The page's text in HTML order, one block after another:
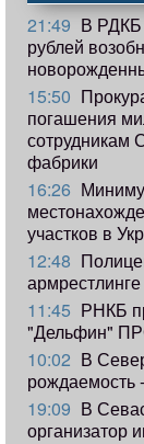
21:49 В РДКБ
рублей
15:50
погашения
сотрудникам
фабрики
16:26
участков в
12:48
армрестлинге
11:45 РНКБ
"Дельфин"
10:02 В
19:09 В
организатор